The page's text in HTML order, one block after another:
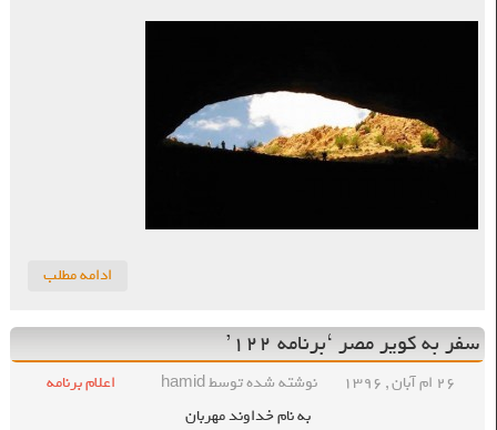
ادامه مطلب
سفر به کویر مصر ‘برنامه ۱۲۲’
۲۶ ام آبان , ۱۳۹۶ نوشته شده توسط hamid
اعلام برنامه
به نام خداوند مهربان